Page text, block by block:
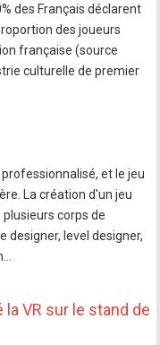
des Français déclarent
des joueurs
française (source
culturelle de premier
et le jeu
La création d'un jeu
corps de
designer, level designer,
VR sur le stand de